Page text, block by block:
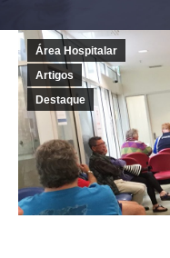
Área Hospitalar
Artigos
Destaque